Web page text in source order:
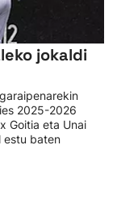
jokaldi
2025-2026
Goitia eta Unai
estu baten